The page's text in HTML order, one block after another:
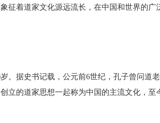
征着道家文化源远流长，在中国和世界的广
。据史书记载，公元前6世纪，孔子曾问道
立的道家思想一起称为中国的主流文化，至